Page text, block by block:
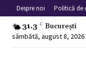
Despre noi Politică de
31.3 C București
sâmbătă, august 8, 2026